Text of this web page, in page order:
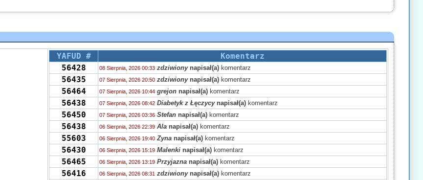
YAFUD #
Komentarz
56428
08 Sierpnia, 2026 00:33 zdziwionynapisał(a) komentarz
56435 07 Sierpnia, 2026 20:50 zdziwionynapisał(a) komentarz
56464 07 Sierpnia, 2026 10:44 grejon napisał(a) komentarz
56438 07 Sierpnia, 2026 08:42 Diabetyk z Łęczycynapisał(a) komentarz
56450 07 Sierpnia, 2026 03:36 Stefan napisał(a) komentarz
56438 06 Sierpnia, 2026 22:39 Ala napisał(a) komentarz
55603 06 Sierpnia, 2026 19:40 Zyna napisał(a) komentarz
56430 06 Sierpnia, 2026 15:19 Malenki napisał(a) komentarz
56465 06 Sierpnia, 2026 13:19 Przyjazna napisał(a) komentarz
56416 06 Sierpnia, 2026 08:31 zdziwionynapisał(a) komentarz